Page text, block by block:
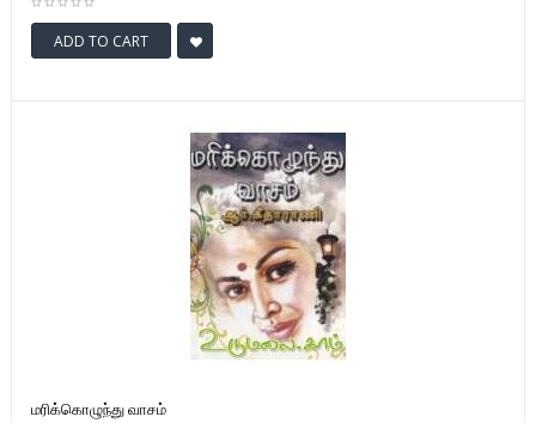
ADD TO CART
மரிக்கொழுந்து வாசம்